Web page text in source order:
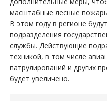
масштабные лесные
В этом году в регионе
подразделения
службы. Действующие
техникой, в том числе
патрулирований и других
будет увеличено.